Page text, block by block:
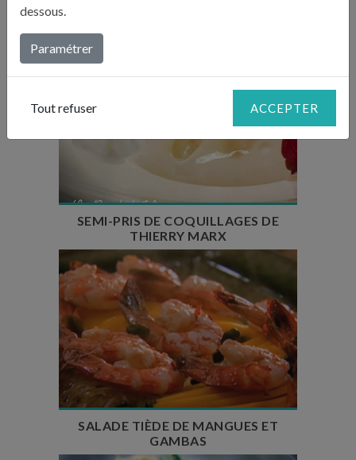
Temps de préparation : 25 min
Temps de cuisson : 6 min
Temps de repos : 50 min
Nombre de couverts : 4
SEMI-PRIS DE COQUILLAGES DE
THIERRY MARX
Temps de préparation : 20 min
Temps de cuisson : 12 min
Nombre de couverts : 4 à 6
SALADE TIÈDE DE MANGUES ET
GAMBAS
dessous.
Paramétrer
Tout refuser ACCEPTER